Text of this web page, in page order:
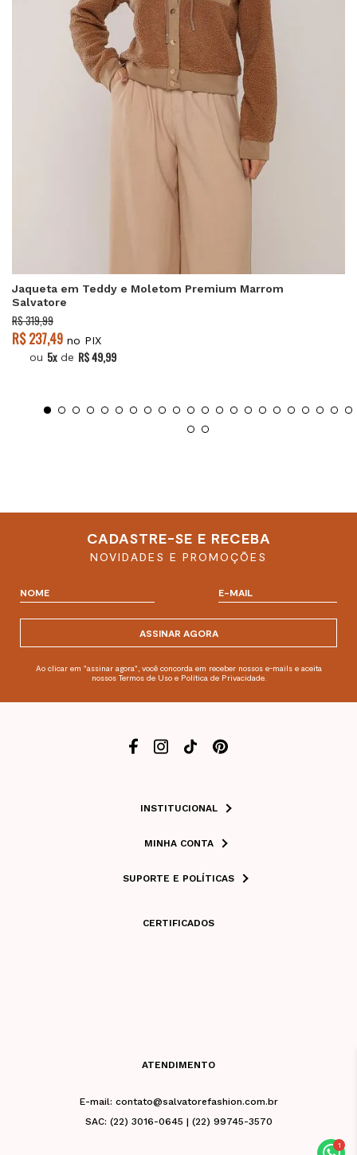
Jaqueta em Teddy e Moletom Premium Marrom
Salvatore
R$ 319,99
R$ 237,49 no PIX
ou 5x de R$ 49,99
CADASTRE-SE E RECEBA
NOVIDADES E PROMOÇÕES
ASSINAR AGORA
Ao clicar em "assinar agora", você concorda em receber nossos e-mails e aceita
nossos Termos de Uso e Política de Privacidade.
INSTITUCIONAL
MINHA CONTA
SUPORTE E POLÍTICAS
CERTIFICADOS
ATENDIMENTO
E-mail: contato@salvatorefashion.com.br
SAC: (22) 3016-0645 | (22) 99745-3570